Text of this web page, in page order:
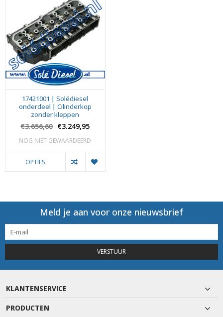
17421001 | Solédiesel
onderdeel | Cilinderkop
zonder kleppen
€3.656,60 €3.249,95
NOG NIET GEWAARDEERD
OPTIES
Meld je aan voor onze nieuwsbrief
VERSTUUR
KLANTENSERVICE
PRODUCTEN